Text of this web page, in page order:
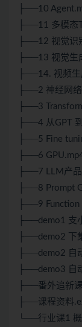
├──10
├──11 多模态
├──12 视觉识
├──13 视觉生
├──14. 视频
├──2 神经网
├──3
├──4 从GPT
├──5 Fine
├──6
├──7 LLM产
├──8 Prompt
├──9 Function
├──demo1 支
├──demo2 下
├──demo2 自
├──demo3 自
├──番外追新
├──课程资料
└──行业课1